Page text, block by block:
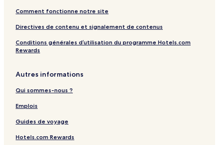
Comment fonctionne notre site
Directives de contenu et signalement de contenus
Conditions générales d’utilisation du programme Hotels.com
Rewards
Autres informations
Qui sommes-nous ?
Emplois
Guides de voyage
Hotels.com Rewards